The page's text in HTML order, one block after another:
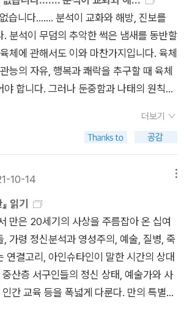
버렸다. 책을 살 돈과 쌓아둘 공간을 무시
'을 여러 차례 읽고 던
렵게 독파한 이래 토마스 만은 내가 상당히
다. 작품세계의 심오함은 잘 모르겠지만 '마
이고 이계스러운 이야기에 끌린 탓이다.
다. 간결하고 직관적인 요즘의 문체가 아
거한 긴 문장으로 된 이야기를 따라가는 것
럼에도 불구하고 그의 단편은 특히 여러
속 읽다보면 조금씩 그 본질적인 모습을 아
볼 수 있다. '베네치아에서의 죽음'은 아
시 봐야할 것 같지만. '마의 산'은 언젠가
로도 다시 읽어볼 생각이다. 한 해에서
가 무색하게 이곳은 기후변화 탓에 아침과
이 부는 선선한 날씨가 가끔씩 오는 더위와
균형을 잃어가는 것 같다.대통령 하나 바
는데 그 하나 바뀐 것으로는 세상이 바뀌지
느끼는 요즘이다. 검찰이란 고쳐서 쓸 수
습니다……. 분석이 교화와 해방, 진보를
. 분석이 무덤의 추악한 썩은 냄새를 동반할
체에 관해서도 이와 마찬가지입니다. 육체
능의 자유, 행복과 쾌락을 추구할 때 육체
합니다. 그러나 둔중함과 나태의 원칙이
더보기
10-14
읽기
만은 20세기의 사상을 주름잡아 온 십여
, 가령 정신분석과 영성주의, 예술, 질병, 죽
연결고리, 아인슈타인이 말한 시간의 상대
산층 서구인들의 정신 상태, 예술가와 사
간 교육 등을 폭넓게 다룬다. 만의 특별한